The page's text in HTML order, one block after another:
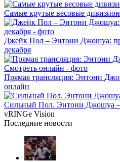
Самые крутые весовые
Джейк Пол – Энтони Джошуа:
декабря
Прямая трансляция: Энтони
онлайн
Сильный Пол. Энтони Джошуа
vRINGe Vision
Последние новости